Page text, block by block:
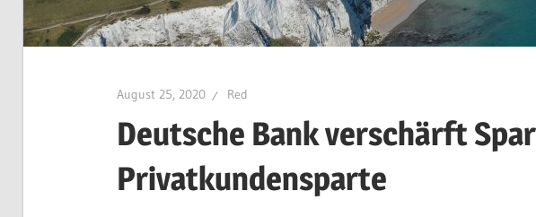
August 25, 2020 Red
Deutsche Bank verschärft
Privatkundensparte